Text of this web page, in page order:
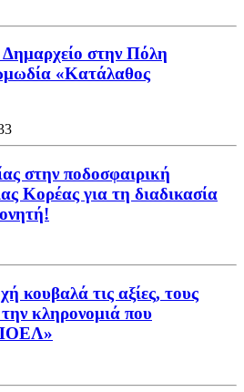
Δημαρχείο στην Πόλη
«Κατάλαθος
στην ποδοσφαιρική
Κορέας για τη διαδικασία
κουβαλά τις αξίες, τους
την κληρονομιά που